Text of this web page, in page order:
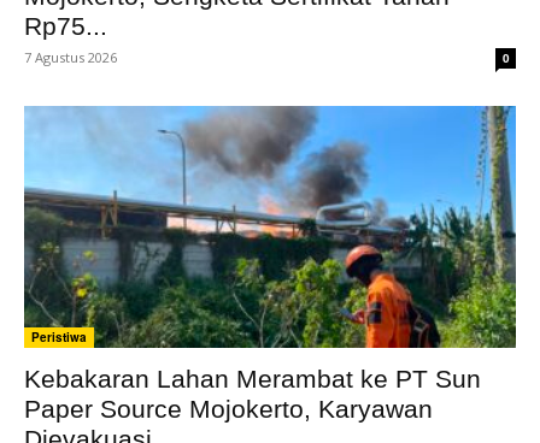
Rp75...
7 Agustus 2026 0
Peristiwa
Kebakaran Lahan Merambat ke PT Sun
Paper Source Mojokerto, Karyawan